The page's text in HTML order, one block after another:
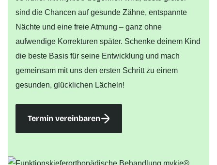
sind die Chancen auf gesunde Zähne, entspannte
Nächte und eine freie Atmung – ganz ohne
aufwendige Korrekturen später. Schenke deinem Kind
die beste Basis für seine Entwicklung und mach
gemeinsam mit uns den ersten Schritt zu einem
gesunden, glücklichen Lächeln!
Termin vereinbaren